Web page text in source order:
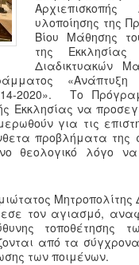
υλοποίησης της
Βίου Μάθησης
της
Διαδικτυακών
«Ανάπτυξη
2020». Το
Εκκλησίας να
για τις
προβλήματα της
θεολογικό λόγο
Μητροπολίτης
τον αγιασμό,
τοποθέτησης
από τα
των ποιμένων.